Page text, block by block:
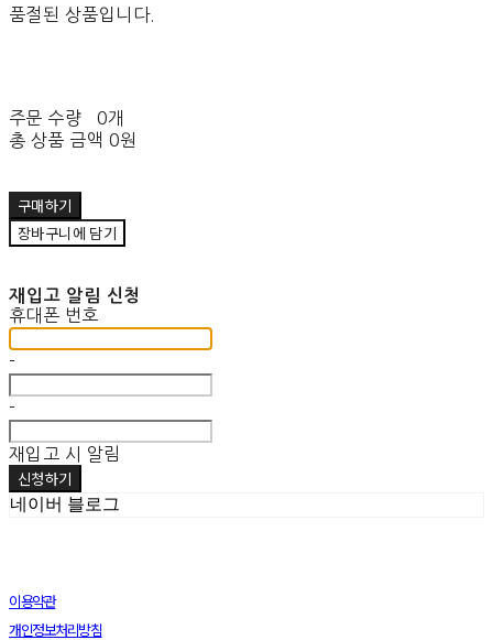
품절된 상품입니다.
주문 수량
0개
총 상품 금액 0원
구매하기
장바구니에 담기
재입고 알림 신청
휴대폰 번호
-
-
재입고 시 알림
신청하기
네이버 블로그
이용약관
개인정보처리방침